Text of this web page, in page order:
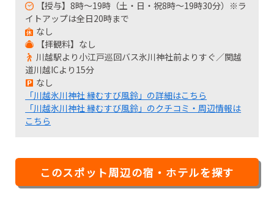
【授与】8時～19時（土・日・祝8時～19時30分）※ラ
イトアップは全日20時まで
なし
【拝観料】なし
川越駅より小江戸巡回バス氷川神社前よりすぐ／関越
道川越ICより15分
なし
「川越氷川神社 縁むすび風鈴」の詳細はこちら
「川越氷川神社 縁むすび風鈴」のクチコミ・周辺情報は
こちら
このスポット周辺の宿・ホテルを探す